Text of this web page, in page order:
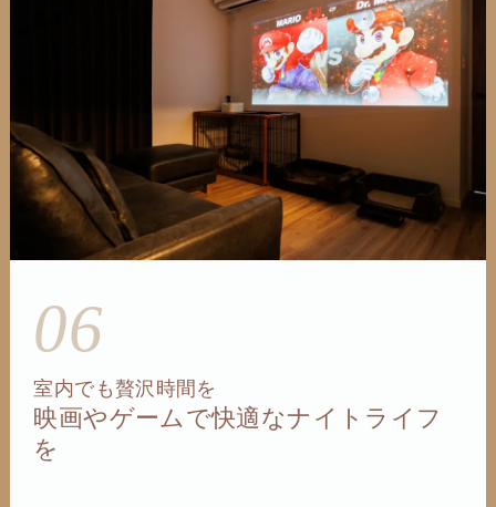
06
室内でも贅沢時間を
映画やゲームで快適なナイトライフ
を